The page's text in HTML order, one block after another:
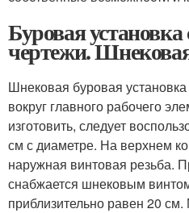
Буровая
чертежи.
Шнековая буровая
вокруг главного рабочего
изготовить, следует
см с диаметре. На верхнем
наружная винтовая резьба.
снабжается шнековым
приблизительно равен 20